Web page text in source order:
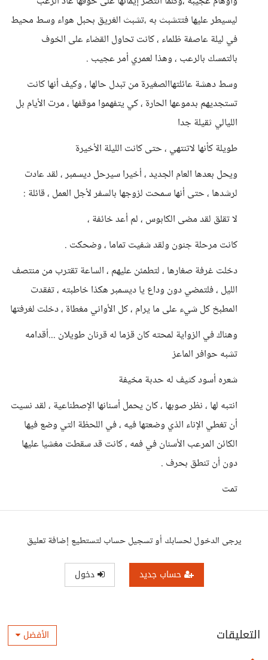
ليسيطر عليها فتتشبث به ،تشبث الغريق بحبل هواء وسط محيط
في ليلة عاصفة ظلماء ، كانت تحاول القضاء على الخوف
بالتمسك بالرعب ، وهذا لعمري أمر عجيب .
وسط دهشة عائلتهاالصغيرة من تبدل حالها ، وكيف أنها كانت
تستجديهم بدموعها الحارة ، كي يتفهموا موقفها ، مرت الأيام بل
الليالي ثقيلة جدا
طويلة كأنها لاتنتهي ، حتى كانت الليلة الأخيرة
ويحل بعدها العام الجديد ، أخيرا سيرحل ديسمبر ، لقد عادت
لرشدها ، حتى أنها سمحت لزوجها بالسفر لأجل العمل ، قائلة :
لا تقلق لقد مضى الكابوس ، لم أعد خائفة ،
كانت مرحلة جنون ولقد شفيت تماما ، وضحكت .
دخلت غرفة صغارها ، لتطمئن عليهم ، الساعة تقترب من منتصف
الليل ، فلتمضي دون وداع يا ديسمبر هكذا خاطبته ، تفقدت
المطبخ كل شيء على ما يرام ، كل الأواني مغطاة ، دخلت لغرفتها
وهناك في الزواية لمحته كان قزما له قرنان طويلان ...أقدامه
تشبه حوافر الماعز
شعره أسود كثيف له حدبة مخيفة
انتبه لها ، نظر صوبها ، كان يحمل أسنانها الإصطناعية ، لقد نسيت
أن تغطي الإناء الذي وضعتها فيه ، في اللحظة التي وضع فيها
الكائن المرعب الأسنان في فمه ، كانت قد سقطت مغشيا عليها
دون أن تنطق بحرف .
تمت
يرجى الدخول لحسابك أو تسجيل حساب لتستطيع إضافة تعليق
حساب جديد دخول
التعليقات الأفضل